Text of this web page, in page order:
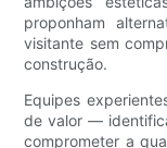
proponham
visitante sem
construção.
Equipes
de valor —
comprometer a